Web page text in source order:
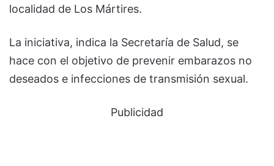
localidad de Los Mártires.
La iniciativa, indica la Secretaría de Salud, se
hace con el objetivo de prevenir embarazos no
deseados e infecciones de transmisión sexual.
Publicidad